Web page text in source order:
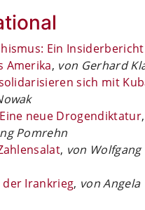
Ein Insiderbericht
Amerika, von Gerhard
sich mit
neue Drogendiktatur,
Pomrehn
, von Wolfgang
Irankrieg, von Angela